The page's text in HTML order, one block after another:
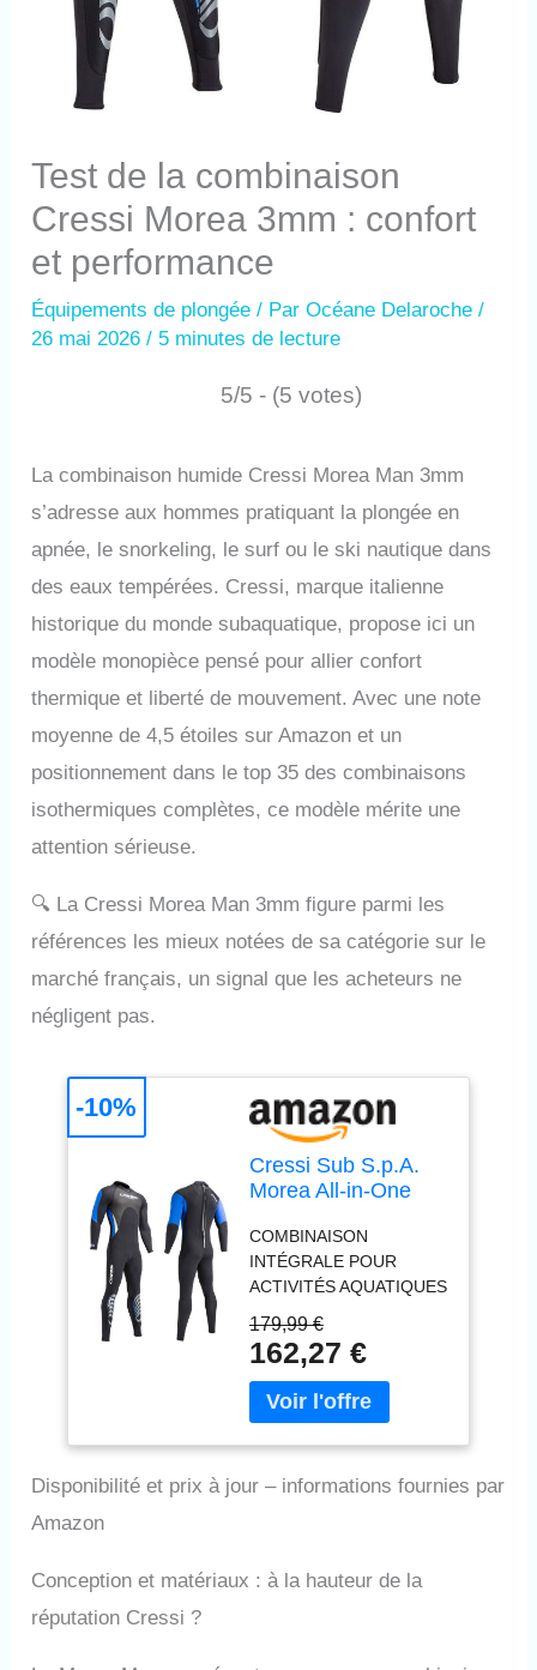
Test de la combinaison
Cressi Morea 3mm : confort
et performance
Équipements de plongée / ParOcéane Delaroche/
26 mai 2026/ 5 minutes de lecture
5/5 - (5 votes)
La combinaison humide Cressi Morea Man 3mm
s’adresse aux hommes pratiquant la plongée en
apnée, le snorkeling, le surf ou le ski nautique dans
des eaux tempérées. Cressi, marque italienne
historique du monde subaquatique, propose ici un
modèle monopièce pensé pour allier confort
thermique et liberté de mouvement. Avec une note
moyenne de 4,5 étoiles sur Amazon et un
positionnement dans le top 35 des combinaisons
isothermiques complètes, ce modèle mérite une
attention sérieuse.
🔍 La Cressi Morea Man 3mm figure parmi les
références les mieux notées de sa catégorie sur le
marché français, un signal que les acheteurs ne
négligent pas.
Cressi Sub S.p.A.
Morea All-in-One
Homme Noir FR : L
(Taille Fabricant :
L/4)
COMBINAISON
INTÉGRALE POUR
ACTIVITÉS AQUATIQUES
au snorkeling, à la
natation et aux sports
nautiques, pensée pour
une utilisation en
PROTECTION
corporelle et offrir une
179,99 €
162,27 €
-10%
Disponibilité et prix à jour – informations fournies par
Amazon
Conception et matériaux : à la hauteur de la
réputation Cressi ?